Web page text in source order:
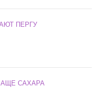
ПЕРГУ
САХАРА